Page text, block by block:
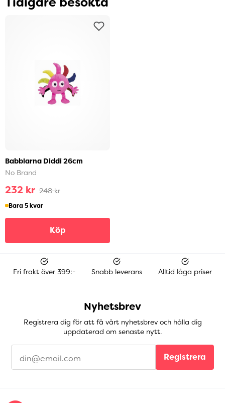
Babblarna Diddi 26cm
No Brand
232 kr 248 kr
Bara 5 kvar
Köp
Fri frakt över 399:- Snabb leverans Alltid låga priser
Nyhetsbrev
Registrera dig för att få vårt nyhetsbrev och hålla dig
uppdaterad om senaste nytt.
Registrera